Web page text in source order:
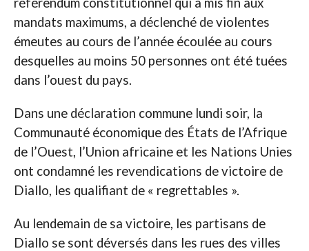
mandats maximums, a déclenché de violentes
émeutes au cours de l’année écoulée au cours
desquelles au moins 50 personnes ont été tuées
dans l’ouest du pays.
Dans une déclaration commune lundi soir, la
Communauté économique des États de l’Afrique
de l’Ouest, l’Union africaine et les Nations Unies
ont condamné les revendications de victoire de
Diallo, les qualifiant de « regrettables ».
Au lendemain de sa victoire, les partisans de
Diallo se sont déversés dans les rues des villes